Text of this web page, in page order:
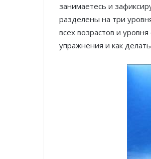
занимаетесь и
разделены на три
всех возрастов и
упражнения и как